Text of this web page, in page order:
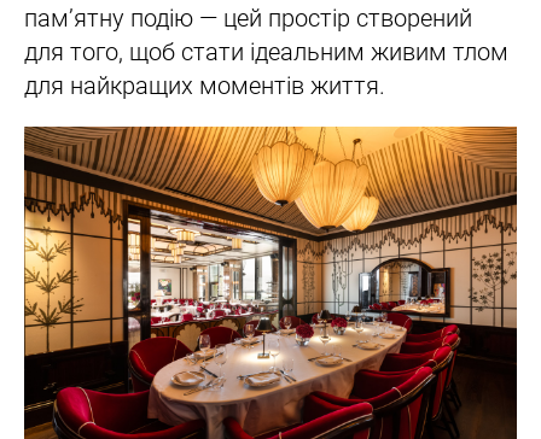
пам’ятну подію — цей простір створений
для того, щоб стати ідеальним живим тлом
для найкращих моментів життя.